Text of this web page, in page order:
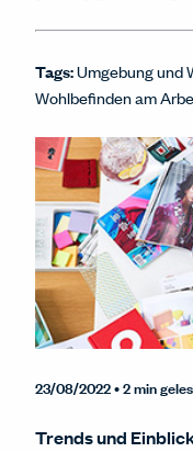
Tags:Umgebung und
Wohlbefinden am
23/08/2022• 2 min
Trends und